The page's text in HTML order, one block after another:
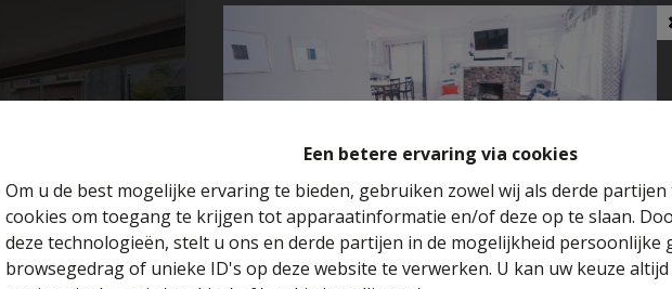
Een betere ervaring via cookies
Om u de best mogelijke ervaring te bieden, gebruiken zowel wij als derde
cookies om toegang te krijgen tot apparaatinformatie en/of deze op te slaan.
deze technologieën, stelt u ons en derde partijen in de mogelijkheid persoonlijke
browsegedrag of unieke ID's op deze website te verwerken. U kan uw keuze
Benieuwd naar de waarde van je huis?
Gratis schatting